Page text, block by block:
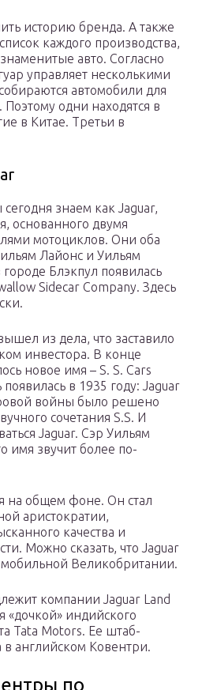
историю бренда. А также
каждого производства,
авто. Согласно
управляет несколькими
автомобили для
одни находятся в
в Китае. Третьи в
знаем как Jaguar,
основанного двумя
мотоциклов. Они оба
Лайонс и Уильям
Блэкпул появилась
Sidecar Company. Здесь
из дела, что заставило
инвестора. В конце
новое имя – S. S. Cars
в 1935 году: Jaguar
войны было решено
сочетания S.S. И
Jaguar. Сэр Уильям
имя звучит более по-
на общем фоне. Он стал
аристократии,
качества и
Можно сказать, что Jaguar
Великобритании.
компании Jaguar Land
«дочкой» индийского
Tata Motors. Ее штаб-
в английском Ковентри.
по